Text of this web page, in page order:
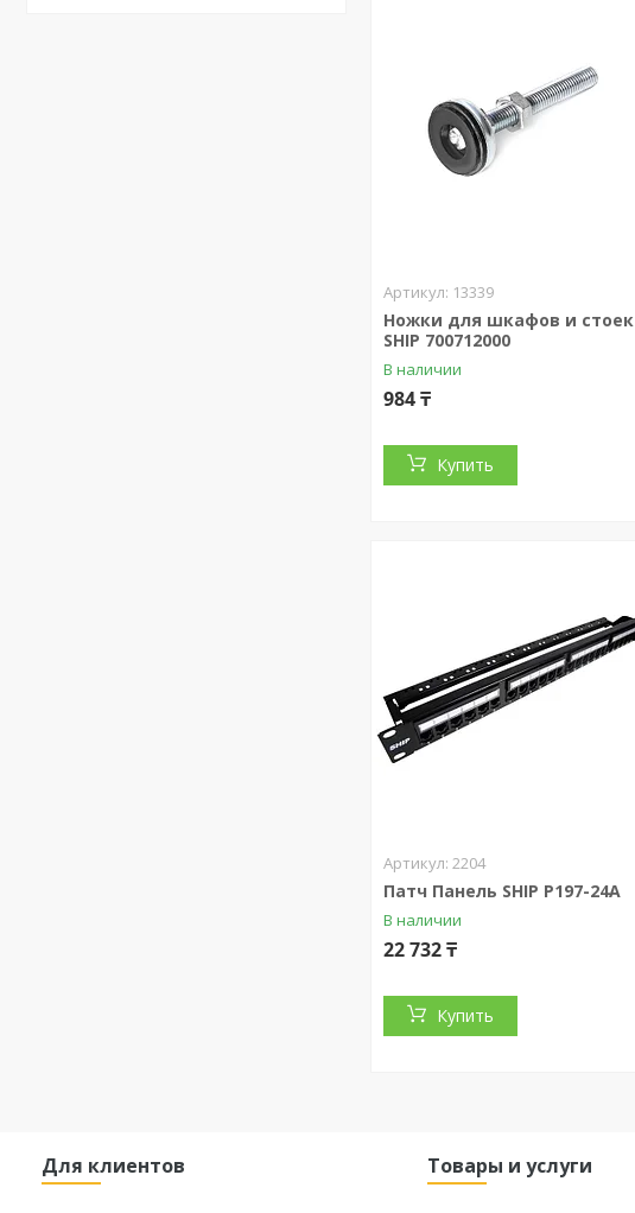
13339
Ножки для шкафов и стоек
SHIP 700712000
В наличии
984 ₸
Купить
2204
Патч Панель SHIP P197-24A
В наличии
22 732 ₸
Купить
Для клиентов Товары и услуги